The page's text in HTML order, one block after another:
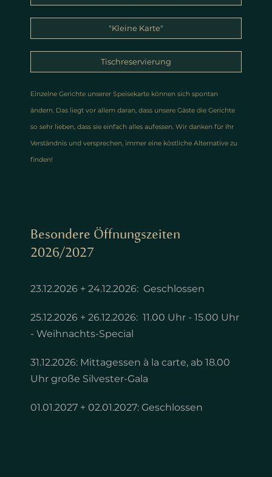
"Kleine Karte"
Tischreservierung
Einzelne Gerichte unserer Speisekarte können sich spontan
ändern. Das liegt vor allem daran, dass unsere Gäste die Gerichte
so sehr lieben, dass sie einfach alles aufessen. Wir danken für Ihr
Verständnis und versprechen, immer eine köstliche Alternative zu
finden!
Besondere Öffnungszeiten
2026/2027
23.12.2026 + 24.12.2026: Geschlossen
25.12.2026 + 26.12.2026: 11.00 Uhr - 15.00 Uhr
- Weihnachts-Special
31.12.2026: Mittagessen à la carte, ab 18.00
Uhr große Silvester-Gala
01.01.2027 + 02.01.2027: Geschlossen